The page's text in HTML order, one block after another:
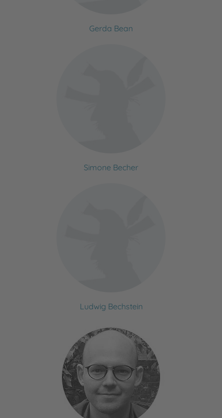
Gerda Bean
Simone Becher
Ludwig Bechstein